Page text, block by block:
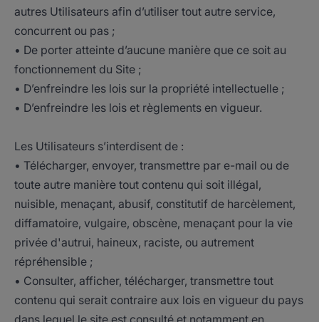
autres Utilisateurs afin d’utiliser tout autre service,
concurrent ou pas ;
• De porter atteinte d’aucune manière que ce soit au
fonctionnement du Site ;
• D’enfreindre les lois sur la propriété intellectuelle ;
• D’enfreindre les lois et règlements en vigueur.
Les Utilisateurs s’interdisent de :
• Télécharger, envoyer, transmettre par e-mail ou de
toute autre manière tout contenu qui soit illégal,
nuisible, menaçant, abusif, constitutif de harcèlement,
diffamatoire, vulgaire, obscène, menaçant pour la vie
privée d'autrui, haineux, raciste, ou autrement
répréhensible ;
• Consulter, afficher, télécharger, transmettre tout
contenu qui serait contraire aux lois en vigueur du pays
dans lequel le site est consulté et notamment en